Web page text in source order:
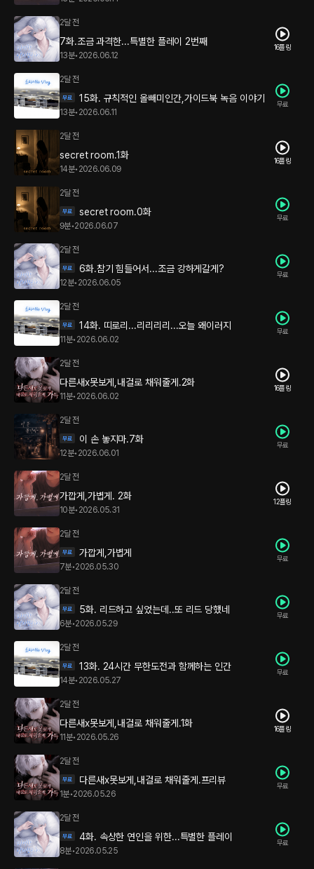
2달 전
7화.조금 과격한...특별한 플레이 2번째
13분• 2026.06.12
16플링
2달 전
15화. 규칙적인 올빼미인간,가이드북 녹음 이야기
13분• 2026.06.11
무료
2달 전
secret room.1화
14분• 2026.06.09
16플링
2달 전
secret room.0화
9분•2026.06.07
무료
2달 전
6화.참기 힘들어서...조금 강하게갈게?
12분• 2026.06.05
무료
2달 전
14화. 띠로리...리리리리...오늘 왜이러지
11분• 2026.06.02
무료
2달 전
다른새x못보게,내걸로 채워줄게.2화
11분• 2026.06.02
16플링
2달 전
이 손 놓지마.7화
12분• 2026.06.01
무료
2달 전
가깝게,가볍게. 2화
10분• 2026.05.31
12플링
2달 전
가깝게,가볍게
7분•2026.05.30
무료
2달 전
5화. 리드하고 싶었는데..또 리드 당했네
6분•2026.05.29
무료
2달 전
13화. 24시간 무한도전과 함께하는 인간
14분• 2026.05.27
무료
2달 전
다른새x못보게,내걸로 채워줄게.1화
11분• 2026.05.26
16플링
2달 전
다른새x못보게,내걸로 채워줄게.프리뷰
1분•2026.05.26
무료
2달 전
4화. 속상한 연인을 위한...특별한 플레이
8분•2026.05.25
무료